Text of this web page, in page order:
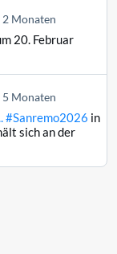
2 Monaten
20. Februar
5 Monaten
#Sanremo2026 in
sich an der